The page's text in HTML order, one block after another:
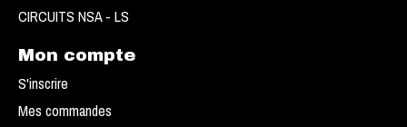
CIRCUITS NSA - LS
Mon compte
S'inscrire
Mes commandes